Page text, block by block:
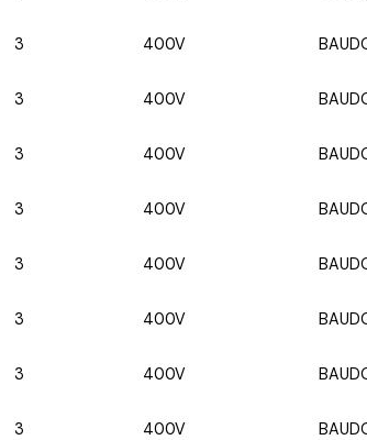
3 400V
3 400V
3 400V
3 400V
3 400V
3 400V
3 400V
3 400V